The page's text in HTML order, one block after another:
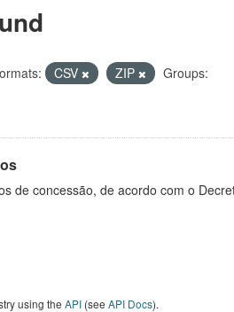
CSV ZIP
Groups:
de concessão, de acordo com o
using the API (see API Docs).